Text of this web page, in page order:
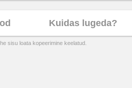
Kuidas lugeda?
sisu loata kopeerimine keelatud.